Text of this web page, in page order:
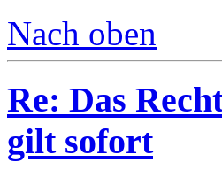
Nach oben
Re: Das
gilt sofort